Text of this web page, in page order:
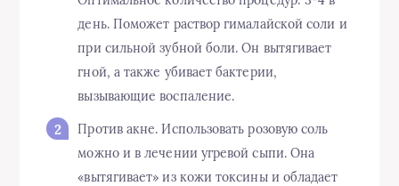
день. Поможет раствор гималайской соли и
при сильной зубной боли. Он вытягивает
гной, а также убивает бактерии,
вызывающие воспаление.
Против акне. Использовать розовую соль
можно и в лечении угревой сыпи. Она
«вытягивает» из кожи токсины и обладает